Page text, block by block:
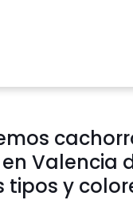
Valencia
tipos y